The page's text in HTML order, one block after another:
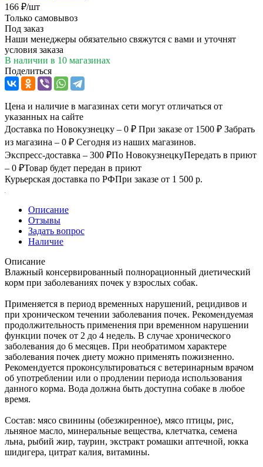
166 ₽/шт
Только самовывоз
Под заказ
Наши менеджеры обязательно свяжутся с вами и уточнят
условия заказа
В наличии в 10 магазинах
Поделиться
Цена и наличие в магазинах сети могут отличаться от
указанных на сайте
Доставка по Новокузнецку – 0 ₽ При заказе от 1500 ₽ Забрать
из магазина – 0 ₽ Сегодня из наших магазинов.
Экспресс-доставка – 300 ₽По НовокузнецкуПередать в приют
– 0 ₽Товар будет передан в приют
Курьерская доставка по РФПри заказе от 1 500 р.
Описание
Отзывы
Задать вопрос
Наличие
Описание
Влажный консервированный полнорационный диетический
корм при заболеваниях почек у взрослых собак.
Применяется в период временных нарушений, рецидивов и
при хроническом течении заболевания почек. Рекомендуемая
продолжительность применения при временном нарушении
функции почек от 2 до 4 недель. В случае хронического
заболевания до 6 месяцев. При необратимом характере
заболевания почек диету можно применять пожизненно.
Рекомендуется проконсультироваться с ветеринарным врачом
об употреблении или о продлении периода использования
данного корма. Вода должна быть доступна собаке в любое
время.
Состав: мясо свинины (обезжиренное), мясо птицы, рис,
льняное масло, минеральные вещества, клетчатка, семена
льна, рыбий жир, таурин, экстракт ромашки аптечной, юкка
шидигера, цитрат калия, витамины.